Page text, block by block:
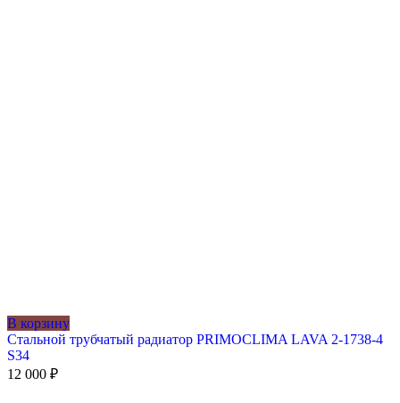
В корзину
Стальной трубчатый радиатор PRIMOCLIMA LAVA 2-1738-4
S34
12 000 ₽